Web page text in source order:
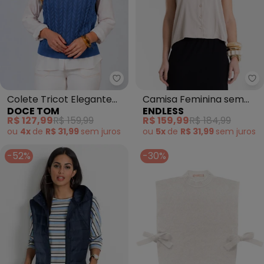
Doce Tom - Colete Tricot
Colete Tricot Elegante
Moderno (Azul)
DOCE TOM
R$ 127,99R$ 159,99
ou 4x de R$ 31,99 sem juros
Camisa Feminina sem
Manga Decote V (Bege)
ENDLESS
R$ 159,99R$ 184,99
ou 5x de R$ 31,99 sem juros
-52% -30%